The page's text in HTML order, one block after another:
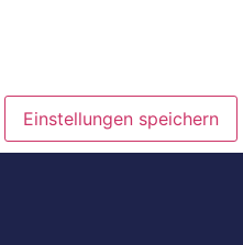
Einstellungen speichern